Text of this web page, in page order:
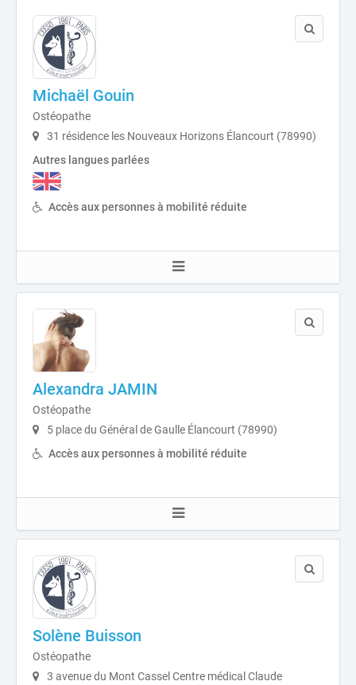
Michaël Gouin
Ostéopathe
31 résidence les Nouveaux Horizons Élancourt (78990)
Autres langues parlées
Accès aux personnes à mobilité réduite
Alexandra JAMIN
Ostéopathe
5 place du Général de Gaulle Élancourt (78990)
Accès aux personnes à mobilité réduite
Solène Buisson
Ostéopathe
3 avenue du Mont Cassel Centre médical Claude